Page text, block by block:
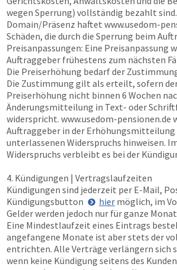
wegen Sperrung) vollständig bezahlt
Domain/Präsenz haftet www.usedom-
Schäden, die durch die Sperrung beim
Preisanpassungen: Eine Preisanpassung
Auftraggeber frühestens zum nächsten
Die Preiserhöhung bedarf der
Die Zustimmung gilt als erteilt, sofern
Preiserhöhung nicht binnen 6 Wochen
Änderungsmitteilung in Text- oder
widerspricht. www.usedom-pensionen.de
Auftraggeber in der Erhöhungsmitteilung
unterlassenen Widerspruchs hinweisen.
Widerspruchs verbleibt es bei der
4. Kündigungen | Vertragslaufzeiten
Kündigungen sind jederzeit per E-Mail,
Kündigungsbutton
hier möglich, im
Gelder werden jedoch nur für ganze
Eine Mindestlaufzeit eines Eintrags
angefangene Monate ist aber stets der
entrichten. Alle Verträge verlängern sich
wenn keine Kündigung seitens des